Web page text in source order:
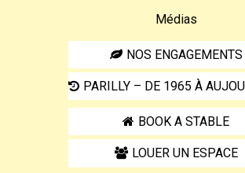
Médias
NOS ENGAGEMENTS
PARILLY – DE 1965 À
BOOK A STABLE
LOUER UN ESPACE